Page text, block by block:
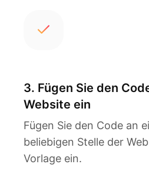
3. Fügen Sie den
Website ein
Fügen Sie den Code an
beliebigen Stelle der
Vorlage ein.